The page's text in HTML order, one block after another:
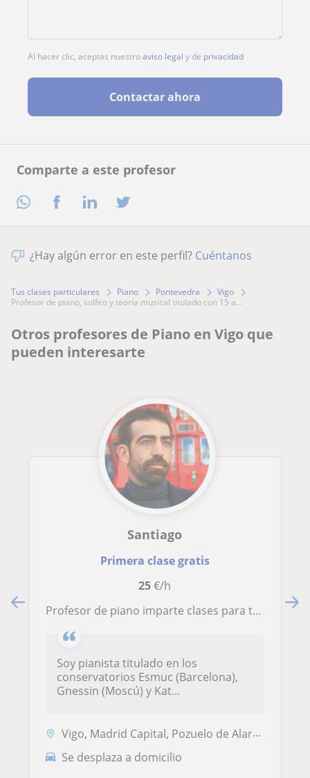
Comparte a este profesor
Al hacer clic, aceptas nuestroaviso legal y de privacidad
Contactar ahora
¿Hay algún error en este perfil? Cuéntanos
Tus clases particulares Piano Pontevedra
Vigo
profesor de piano, solfeo y teoría musical titulado con 15 a...
Otros profesores de Piano en Vigo que
pueden interesarte
Santiago
Primera clase gratis
25€/h
Profesor de piano imparte clases para todas las edades
Soy pianista titulado en los
conservatorios Esmuc (Barcelona),
Gnessin (Moscú) y Kat...
Vigo, Madrid Capital, Pozuelo de Alarcón
Se desplaza a domicilio